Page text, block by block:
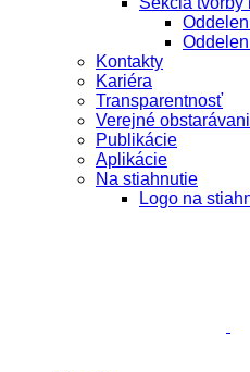
Kontakty
Kariéra
Transparentnosť
Verejné
Publikácie
Aplikácie
Na stiahnutie
Logo na